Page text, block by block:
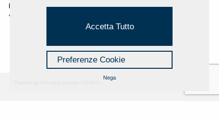
RASSEGNA STAMPA
VIDEO
Accetta Tutto
Preferenze Cookie
Nega